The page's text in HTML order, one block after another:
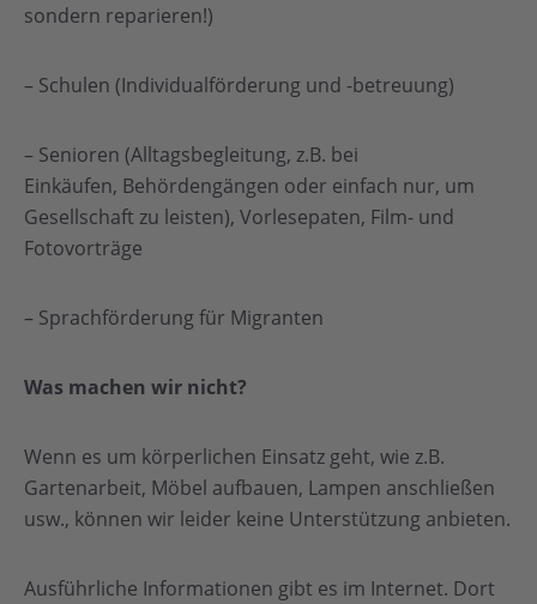
sondern reparieren!)
– Schulen (Individualförderung und -betreuung)
– Senioren (Alltagsbegleitung, z.B. bei
Einkäufen, Behördengängen oder einfach nur, um
Gesellschaft zu leisten), Vorlesepaten, Film- und
Fotovorträge
– Sprachförderung für Migranten
Was machen wir nicht?
Wenn es um körperlichen Einsatz geht, wie z.B.
Gartenarbeit, Möbel aufbauen, Lampen anschließen
usw., können wir leider keine Unterstützung anbieten.
Ausführliche Informationen gibt es im Internet. Dort